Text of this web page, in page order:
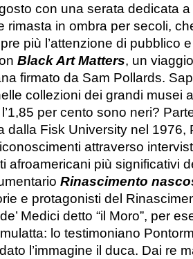
con una serata dedicata
rimasta in ombra per secoli,
più l’attenzione di pubblico
Black Art Matters, un
firmato da Sam Pollards.
collezioni dei grandi musei
per cento sono neri?
dalla Fisk University nel 1976,
attraverso
afroamericani più significativi
Rinascimento
e protagonisti del
Medici detto “il Moro”, per
lo testimoniano
l’immagine il duca. Dai re